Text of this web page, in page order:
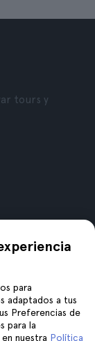
para
adaptados a tus
Preferencias de
para la
nuestra Política
tours y